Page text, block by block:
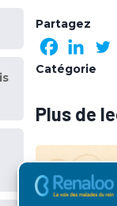
Partagez
Catégorie
Plus de